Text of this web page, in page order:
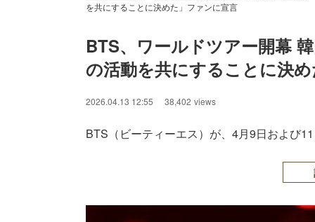
を共にすることに決めた」ファンに宣言
BTS、ワールドツアー開幕
の活動を共にすることに決
2026.04.13 12:55 38,402 views
BTS（ビーティーエス）が、4月9日および